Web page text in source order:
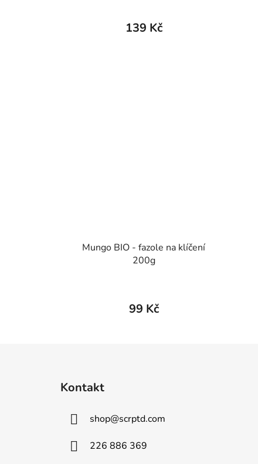
139 Kč
Mungo BIO - fazole na klíčení
200g
99 Kč
Kontakt
shop@scrptd.com
226 886 369